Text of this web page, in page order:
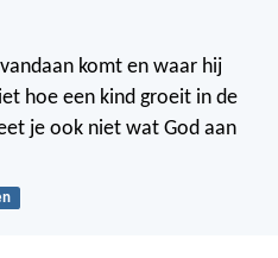
komt en waar hij
hoe een kind groeit in de
je ook niet wat God aan